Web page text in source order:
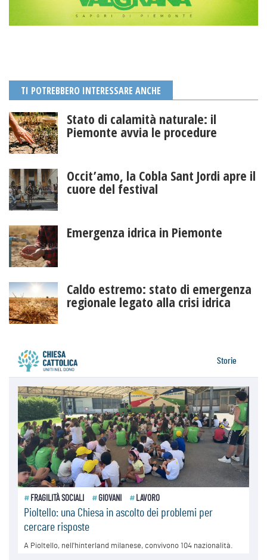
TI POTREBBERO INTERESSARE ANCHE
Stato di calamità naturale: il
Piemonte avvia le procedure
Occit’amo, la Cobla Sant Jordi apre il
cuore del festival
Emergenza idrica in Piemonte
Caldo estremo: stato di emergenza
regionale legato alla crisi idrica